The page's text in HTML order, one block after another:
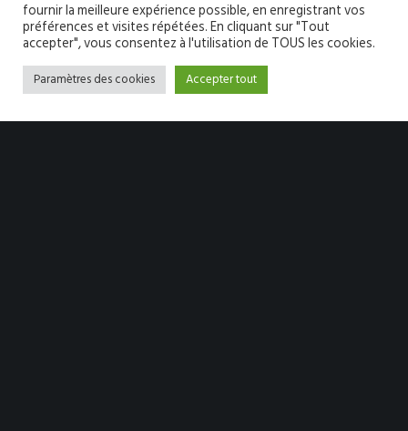
fournir la meilleure expérience possible, en enregistrant vos
préférences et visites répétées. En cliquant sur "Tout
accepter", vous consentez à l'utilisation de TOUS les cookies.
Paramètres des cookies Accepter tout